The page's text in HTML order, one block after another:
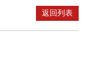
返回列表